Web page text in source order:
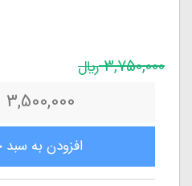
3,750,000 ريال
3,500,000
افزودن به سبد